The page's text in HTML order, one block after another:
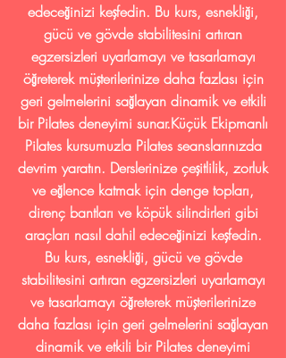
edeceğinizi keşfedin. Bu kurs, esnekliği,
gücü ve gövde stabilitesini artıran
egzersizleri uyarlamayı ve tasarlamayı
öğreterek müşterilerinize daha fazlası için
geri gelmelerini sağlayan dinamik ve etkili
bir Pilates deneyimi sunar.Küçük Ekipmanlı
Pilates kursumuzla Pilates seanslarınızda
devrim yaratın. Derslerinize çeşitlilik, zorluk
ve eğlence katmak için denge topları,
direnç bantları ve köpük silindirleri gibi
araçları nasıl dahil edeceğinizi keşfedin.
Bu kurs, esnekliği, gücü ve gövde
stabilitesini artıran egzersizleri uyarlamayı
ve tasarlamayı öğreterek müşterilerinize
daha fazlası için geri gelmelerini sağlayan
dinamik ve etkili bir Pilates deneyimi